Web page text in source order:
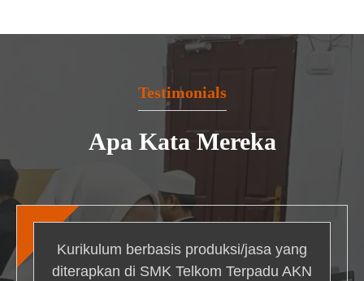
Testimonials
Apa Kata Mereka
Kurikulum berbasis produksi/jasa yang
diterapkan di SMK Telkom Terpadu AKN